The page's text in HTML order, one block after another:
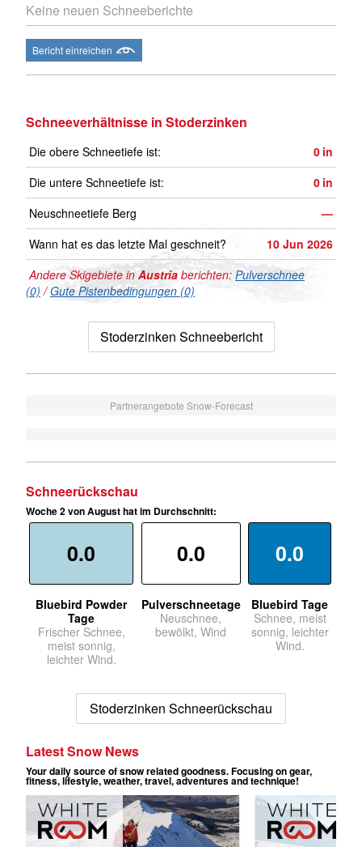
Keine neuen Schneeberichte
Bericht einreichen
Schneeverhältnisse in Stoderzinken
Die obere Schneetiefe ist: 0 in
Die untere Schneetiefe ist:
0 in
Neuschneetiefe Berg
—
Wann hat es das letzte Mal geschneit?
10 Jun 2026
Andere Skigebiete inAustria berichten: Pulverschnee
(0) /Gute Pistenbedingungen (0)
Stoderzinken Schneebericht
Partnerangebote Snow-Forecast
Schneerückschau
Woche 2 von August hat im Durchschnitt:
0.0
Bluebird Powder
Tage
Frischer Schnee,
meist sonnig,
leichter Wind.
0.0
Pulverschneetage
Neuschnee,
bewölkt, Wind
0.0
Bluebird Tage
Schnee, meist
sonnig, leichter
Wind.
Stoderzinken Schneerückschau